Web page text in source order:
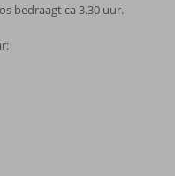
bedraagt ca 3.30 uur.